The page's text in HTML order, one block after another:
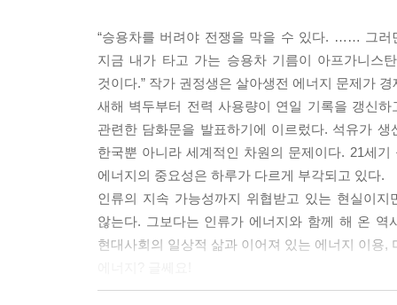
“승용차를 버려야 전쟁을 막을 수 있다. …… 그
지금 내가 타고 가는 승용차 기름이 아프가니스
것이다.” 작가 권정생은 살아생전 에너지 문제가
새해 벽두부터 전력 사용량이 연일 기록을 갱신
관련한 담화문을 발표하기에 이르렀다. 석유가
한국뿐 아니라 세계적인 차원의 문제이다. 21세
에너지의 중요성은 하루가 다르게 부각되고 있다.
인류의 지속 가능성까지 위협받고 있는 현실이
않는다. 그보다는 인류가 에너지와 함께 해 온
현대사회의 일상적 삶과 이어져 있는 에너지 이용